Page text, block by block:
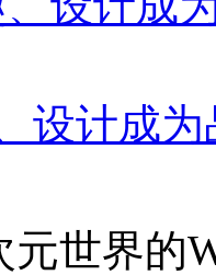
设计成
世界的